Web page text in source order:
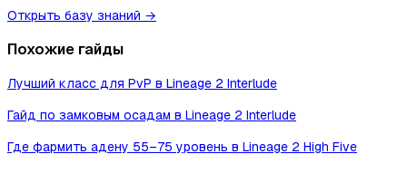
Открыть базу знаний →
Похожие гайды
Лучший класс для PvP в Lineage 2 Interlude
Гайд по замковым осадам в Lineage 2 Interlude
Где фармить адену 55–75 уровень в Lineage 2 High Five